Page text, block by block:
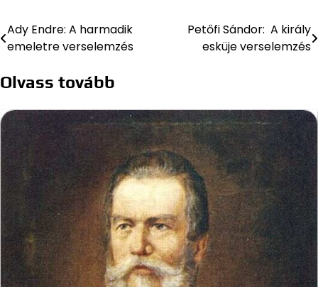
Bejegyzés
Ady Endre: A harmadik
emeletre verselemzés
Petőfi Sándor: A király
esküje verselemzés
Olvass tovább